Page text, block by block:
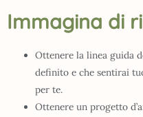
Immagina di
Ottenere la linea guida
definito e che sentirai
per te.
Ottenere un progetto